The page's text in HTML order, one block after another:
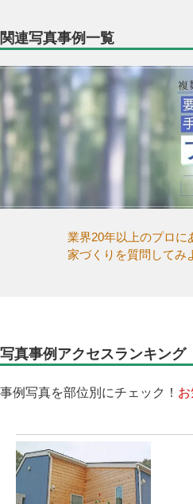
関連写真事例一覧
業界20年以上のプロに
家づくりを質問してみ
写真事例アクセスランキング
事例写真を部位別にチェック！